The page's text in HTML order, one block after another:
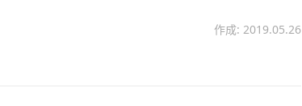
作成: 2019.05.26